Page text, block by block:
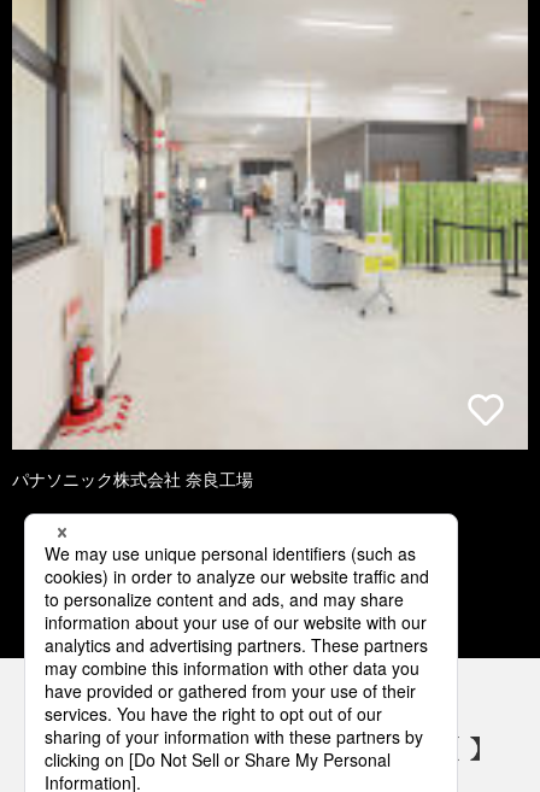
パナソニック株式会社 奈良工場
1 2 3 4 5
パナソニックの電気設備 SNSアカウント